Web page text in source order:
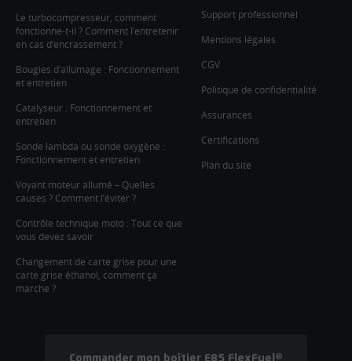
Le turbocompresseur, comment
fonctionne-t-il ? Comment l’entretenir
en cas d’encrassement ?
Bougies d’allumage : Fonctionnement
et entretien
Catalyseur : Fonctionnement et
entretien
Sonde lambda ou sonde oxygène :
Fonctionnement et entretien
Voyant moteur allumé – Quelles
causes ? Comment l’éviter ?
Contrôle technique moto : Tout ce que
vous devez savoir
Changement de carte grise pour une
carte grise éthanol, comment ça
marche ?
Support professionnel
Mentions légales
CGV
Politique de confidentialité
Assurances
Certifications
Plan du site
Commander mon boîtier E85 FlexFuel®